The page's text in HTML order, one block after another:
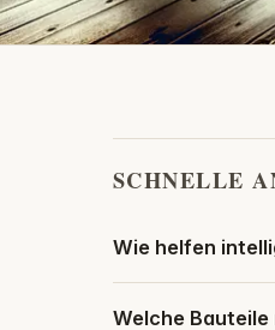
SCHNELLE
Wie helfen
Welche Bauteile